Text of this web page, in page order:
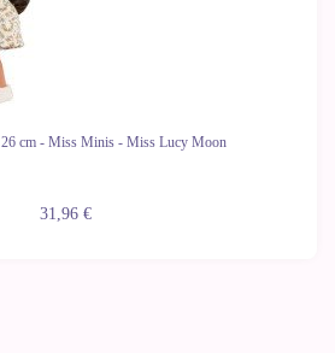
cm - Miss Minis - Miss Lucy Moon
31,96 €